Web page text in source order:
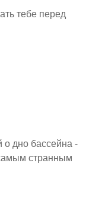
тебе перед
о дно бассейна -
странным